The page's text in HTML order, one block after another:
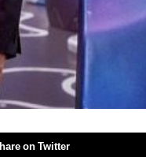
on Twitter